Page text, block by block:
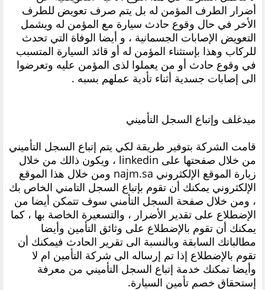
أضرار الطرف المؤمن له بل يتم صرف تعويض للطرف
الأخر في حال وقوع حادث سيارة مع المؤمن له ويشمل
التعويض الإصابات الجسمانية ، و أيضا الوفاة التي تحدث
للركاب وهذا بإستثناء المؤمن له أو قائد السيارة المتسبب
في وقوع حادث أو من يعملوا لذى المؤمن عليه وتعرضوا
الى إصابات جسدية أثناء تأدية عملهم بسبه .
ميدغلف وإتباع السجل التأميني
قامت الشركة بتوفير طريقة لكي يتم إتباع السجل التأميني
من خلال صفحتها على linkedin ، ويكون ذالك من خلال
زيارة الموقع الإلكثروني najm.sa ومن خلال هذا الموقع
الإلكثروني يمكنك أن تقوم بإتباع السجل التامني الخاص بك
، ومن خلال صفحة السجل التأمني سوف تتمكن أيضا من
الإضطلاع على تقدير الأضرار ، والتسعيرة الخاصة بها ، كما
يمكنك أن تقوم بالإضطلاع على وثائق التأمين وأيضا
مطالباتك السابقة وبالنسبة الى تقرير الحادث فيمكنك أن
تقوم بالإضطلاع إذا تم إرساله الى شركة التأمين ام لا
وأيضا تمكنك خدمة إتباع السجل التأميني من معرفة
إستحقاق خصم تأمين السيارة.